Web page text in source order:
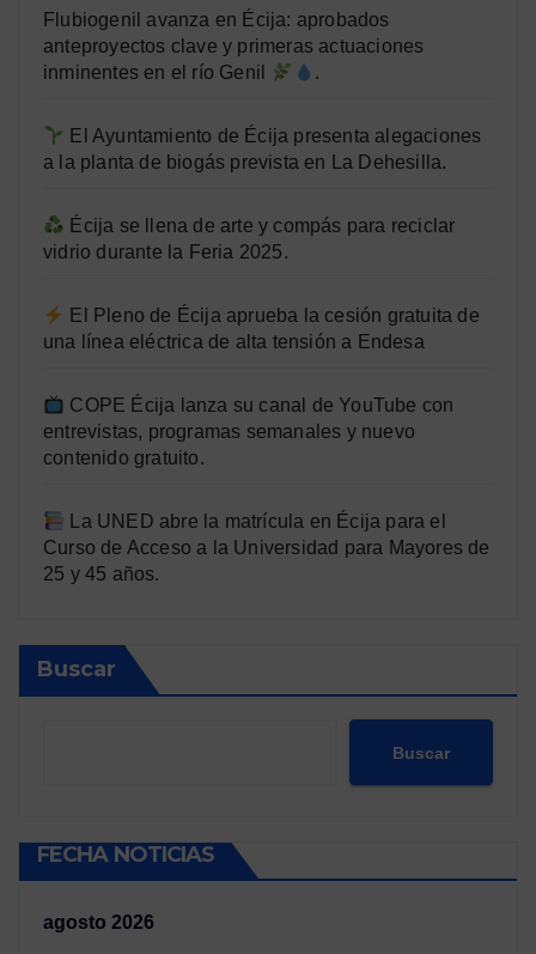
Flubiogenil avanza en Écija: aprobados
anteproyectos clave y primeras actuaciones
inminentes en el río Genil
.
El Ayuntamiento de Écija presenta alegaciones
a la planta de biogás prevista en La Dehesilla.
Écija se llena de arte y compás para reciclar
vidrio durante la Feria 2025.
El Pleno de Écija aprueba la cesión gratuita de
una línea eléctrica de alta tensión a Endesa
COPE Écija lanza su canal de YouTube con
entrevistas, programas semanales y nuevo
contenido gratuito.
La UNED abre la matrícula en Écija para el
Curso de Acceso a la Universidad para Mayores de
25 y 45 años.
Buscar
Buscar
FECHA NOTICIAS
agosto 2026